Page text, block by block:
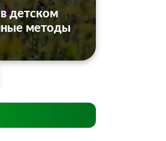
детском
методы